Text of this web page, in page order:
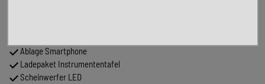
Ablage Smartphone
Ladepaket Instrumententafel
Scheinwerfer LED